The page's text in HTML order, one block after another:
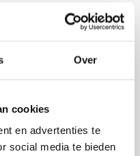
Over
cookies
en advertenties te
social media te bieden